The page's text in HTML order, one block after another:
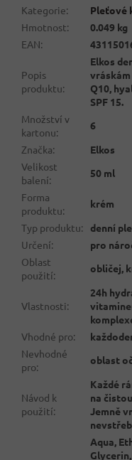
Kategorie:
Pleťové
Hmotnost:
0.049 kg
EAN:
Popis
produktu:
Elkos
Q10,
SPF 15.
Množství v
kartonu:
6
Značka:
Elkos
Velikost
balení:
50 ml
Forma
produktu:
krém
Typ produktu:
denní
Určení:
pro
Oblast
použití:
obličej,
Vlastnosti:
24h
Vhodné pro:
Nevhodné
pro:
oblast
Návod k
použití:
Každé
na
Jemně
Aqua,